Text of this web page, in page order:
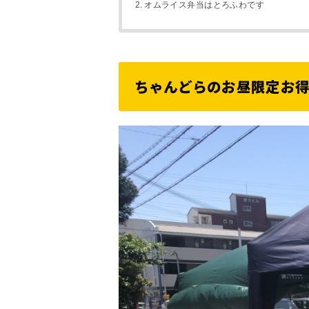
オムライス弁当はとろふわです
ちゃんどらのお昼限定お